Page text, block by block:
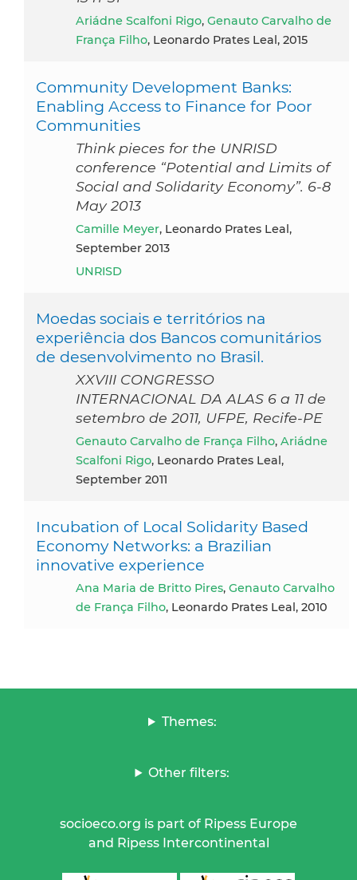
Ariádne Scalfoni Rigo, Genauto Carvalho de
França Filho, Leonardo Prates Leal, 2015
Community Development Banks:
Enabling Access to Finance for Poor
Communities
Think pieces for the UNRISD
conference “Potential and Limits of
Social and Solidarity Economy”. 6-8
May 2013
Camille Meyer, Leonardo Prates Leal,
September 2013
UNRISD
Moedas sociais e territórios na
experiência dos Bancos comunitários
de desenvolvimento no Brasil.
XXVIII CONGRESSO
INTERNACIONAL DA ALAS 6 a 11 de
setembro de 2011, UFPE, Recife-PE
Genauto Carvalho de França Filho, Ariádne
Scalfoni Rigo, Leonardo Prates Leal,
September 2011
Incubation of Local Solidarity Based
Economy Networks: a Brazilian
innovative experience
Ana Maria de Britto Pires, Genauto Carvalho
de França Filho, Leonardo Prates Leal, 2010
Themes:
Other filters:
socioeco.org is part of Ripess Europe
and Ripess Intercontinental